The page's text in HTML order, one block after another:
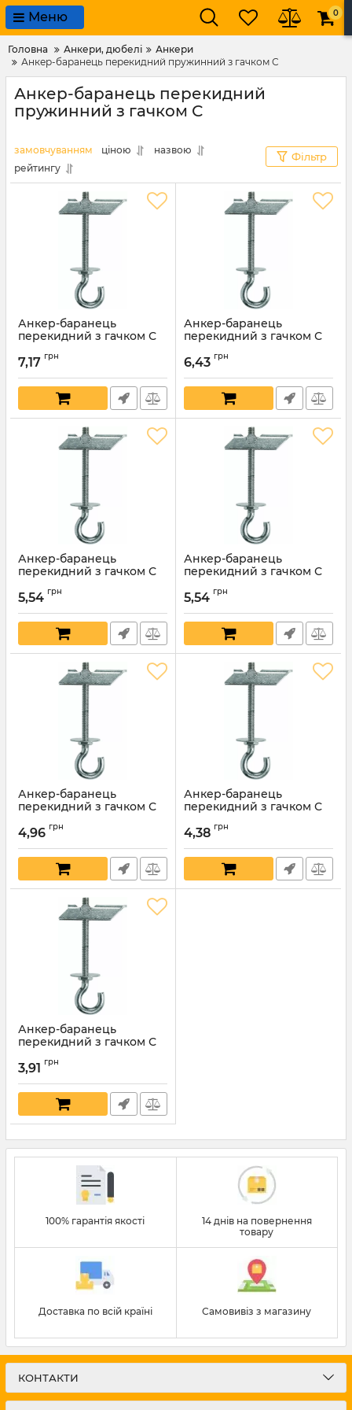
Меню 0
Головна Анкери, дюбелі
Анкери
Анкер-баранець перекидний пружинний з гачком С
Анкер-баранець перекидний
пружинний з гачком С
замовчуванням ціною
назвою
рейтингу
Фільтр
Анкер-баранець
перекидний з гачком С
Артикул:
7,17 грн
Анкер-баранець
перекидний з гачком С
Артикул:
6,43 грн
Анкер-баранець
перекидний з гачком С
Артикул:
5,54 грн
Анкер-баранець
перекидний з гачком С
Артикул:
5,54 грн
Анкер-баранець
перекидний з гачком С
Артикул:
4,96 грн
Анкер-баранець
перекидний з гачком С
Артикул:
4,38 грн
Анкер-баранець
перекидний з гачком С
Артикул:
3,91 грн
100% гарантія якості
14 днів на повернення
товару
Доставка по всій країні Самовивіз з магазину
КОНТАКТИ